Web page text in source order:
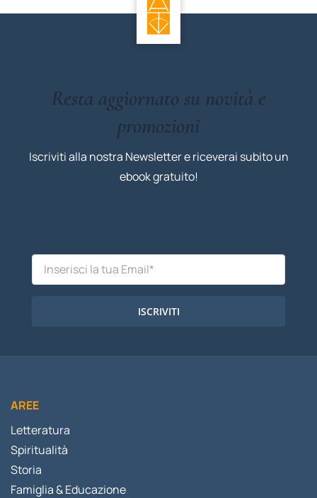
Resta aggiornato su novità e
promozioni
Iscriviti alla nostra Newsletter e riceverai subito un
ebook gratuito!
ISCRIVITI
AREE
Letteratura
Spiritualità
Storia
Famiglia & Educazione